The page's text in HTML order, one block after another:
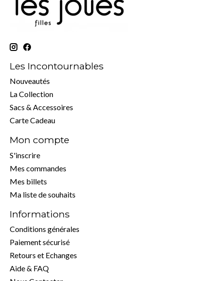
Les Incontournables
Nouveautés
La Collection
Sacs & Accessoires
Carte Cadeau
Mon compte
S'inscrire
Mes commandes
Mes billets
Ma liste de souhaits
Informations
Conditions générales
Paiement sécurisé
Retours et Echanges
Aide & FAQ